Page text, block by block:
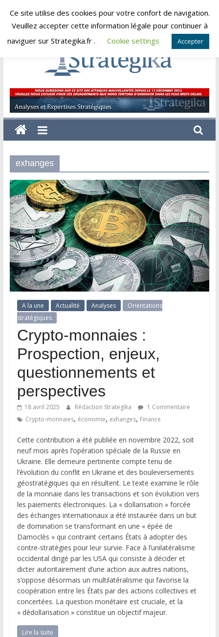
Skip
jeudi, août 6, 2026
Strategika
Expertise
et
Analyses
exhanges
A la une Actualité Analyses
Orientations
stratégiques
Crypto-monnaies :
Prospection, enjeux,
questionnements et
perspectives
18 avril 2025 Rédaction Strategika
1 Commentaire
Crypto-monnaies, économie, exhanges, Finance
Cette contribution a été publiée en novembre 2022, soit
neuf mois après l’opération spéciale de la Russie en
Ukraine. Elle demeure pertinente compte tenu de
l’évolution du conflit en Ukraine et des bouleversements
géostratégiques qui en résultent. Le texte examine le rôle
de la monnaie dans les transactions et son évolution vers
les paiements électroniques. La « dollarisation » forcée
des échanges internationaux a été instaurée dans un but
de domination se transformant en une « épée de
Damoclès » qui contraint certains États à adopter des
contre-stratégies pour leur survie. Face à l’unilatéralisme
occidental dirigé par les USA qui consiste à décider et
dicter autoritairement d’une action aux autres nations,
s’oppose désormais un multilatéralisme qui favorise la
coopération entre les États par des actions collectives et
concertées. La question monétaire est cruciale, et la
« dédollarisation » constitue un objectif majeur.
Lire la suite
Ce site utilise des cookies pour votre confort de navigation.
Veuillez accepter cette information légale pour continuer à
naviguer sur Strategika.fr .
Cookie settings Accepter